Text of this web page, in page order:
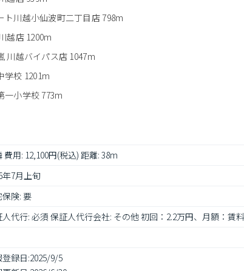
ト川越小仙波町二丁目店 798m
越店 1200m
川越バイパス店 1047m
学校 1201m
一小学校 773m
費用: 12,100円(税込) 距離: 38m
年7月上旬
険: 要
代行: 必須 保証人代行会社: その他 初回：2.2万円、月額：賃
録日:2025/9/5